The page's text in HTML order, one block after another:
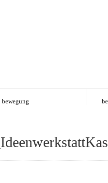
bewegung